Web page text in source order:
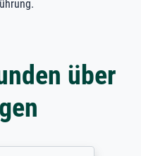
über